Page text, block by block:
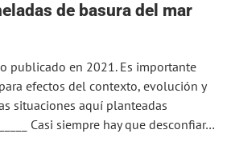
de basura del mar
publicado en 2021. Es importante
efectos del contexto, evolución y
situaciones aquí planteadas
Casi siempre hay que desconfiar…